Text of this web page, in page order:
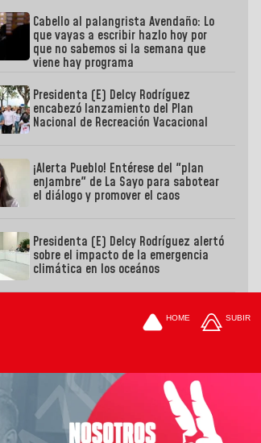
Cabello al palangrista Avendaño: Lo
que vayas a escribir hazlo hoy por
que no sabemos si la semana que
viene hay programa
Presidenta (E) Delcy Rodríguez
encabezó lanzamiento del Plan
Nacional de Recreación Vacacional
¡Alerta Pueblo! Entérese del "plan
enjambre" de La Sayo para sabotear
el diálogo y promover el caos
Presidenta (E) Delcy Rodríguez alertó
sobre el impacto de la emergencia
climática en los oceános
HOME SUBIR